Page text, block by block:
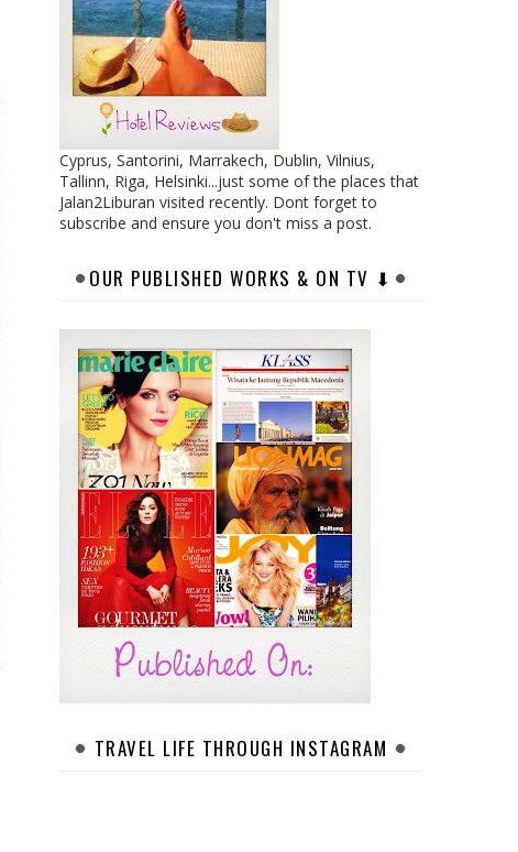
Cyprus, Santorini, Marrakech, Dublin, Vilnius,
Tallinn, Riga, Helsinki...just some of the places that
Jalan2Liburan visited recently. Dont forget to
subscribe and ensure you don't miss a post.
OUR PUBLISHED WORKS & ON TV ⬇︎
TRAVEL LIFE THROUGH INSTAGRAM